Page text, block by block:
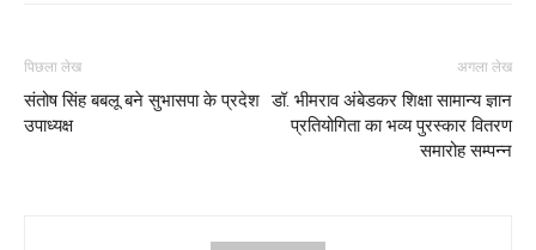
पिछला लेख
संतोष सिंह बबलू बने सुभासपा के प्रदेश
उपाध्यक्ष
अगला लेख
डॉ. भीमराव अंबेडकर शिक्षा सामान्य ज्ञान
प्रतियोगिता का भव्य पुरस्कार वितरण
समारोह सम्पन्न